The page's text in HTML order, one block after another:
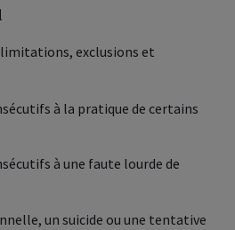
exclusions et
à la pratique de certains
à une faute lourde de
un suicide ou une tentative